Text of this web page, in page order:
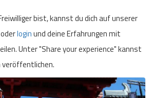
bist, kannst du dich auf unserer
oderloginund deine Erfahrungen mit
Unter "Share your experience" kannst
veröffentlichen.